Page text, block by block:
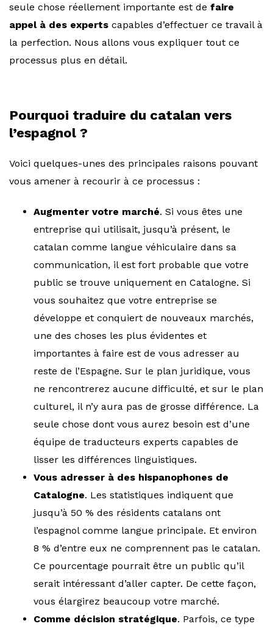
seule chose réellement importante est de faire
appel à des experts capables d’effectuer ce travail à
la perfection. Nous allons vous expliquer tout ce
processus plus en détail.
Pourquoi traduire du catalan vers
l’espagnol ?
Voici quelques-unes des principales raisons pouvant
vous amener à recourir à ce processus :
Augmenter votre marché. Si vous êtes une
entreprise qui utilisait, jusqu’à présent, le
catalan comme langue véhiculaire dans sa
communication, il est fort probable que votre
public se trouve uniquement en Catalogne. Si
vous souhaitez que votre entreprise se
développe et conquiert de nouveaux marchés,
une des choses les plus évidentes et
importantes à faire est de vous adresser au
reste de l’Espagne. Sur le plan juridique, vous
ne rencontrerez aucune difficulté, et sur le plan
culturel, il n’y aura pas de grosse différence. La
seule chose dont vous aurez besoin est d’une
équipe de traducteurs experts capables de
lisser les différences linguistiques.
Vous adresser à des hispanophones de
Catalogne. Les statistiques indiquent que
jusqu’à 50 % des résidents catalans ont
l’espagnol comme langue principale. Et environ
8 % d’entre eux ne comprennent pas le catalan.
Ce pourcentage pourrait être un public qu’il
serait intéressant d’aller capter. De cette façon,
vous élargirez beaucoup votre marché.
Comme décision stratégique. Parfois, ce type